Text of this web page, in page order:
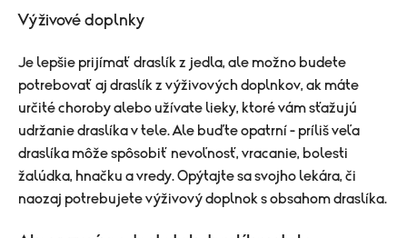
Výživové doplnky
Je lepšie prijímať draslík z jedla, ale možno budete
potrebovať aj draslík z výživových doplnkov, ak máte
určité choroby alebo užívate lieky, ktoré vám sťažujú
udržanie draslíka v tele. Ale buďte opatrní - príliš veľa
draslíka môže spôsobiť nevoľnosť, vracanie, bolesti
žalúdka, hnačku a vredy. Opýtajte sa svojho lekára, či
naozaj potrebujete výživový doplnok s obsahom draslíka.